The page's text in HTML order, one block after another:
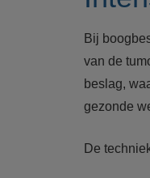
Bij
van de
beslag,
gezonde
De